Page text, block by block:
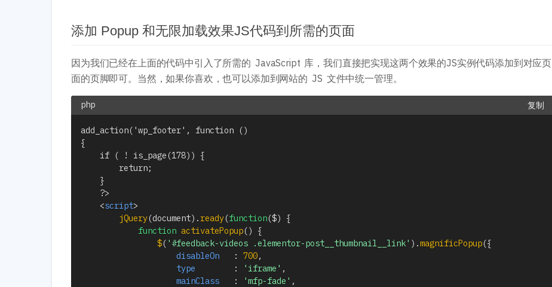
添加 Popup 和无限加载效果JS代码到所需的页面
因为我们已经在上面的代码中引入了所需的 JavaScript 库，我们直接把实现这两个效果的JS实例代码添加到对应页
面的页脚即可。当然，如果你喜欢，也可以添加到网站的 JS 文件中统一管理。
复制
add_action('wp_footer', function ()
{
    if ( ! is_page(178)) {
        return;
    }
    ?>
<script>
jQuery(document) . ready(function($)
{
function activatePopup()
{
$( '#feedback-videos .elementor-post__thumbnail__link' ) .magnificPopup({
disableOn
: 700,
type
: 'iframe' ,
mainClass
: 'mfp-fade' ,